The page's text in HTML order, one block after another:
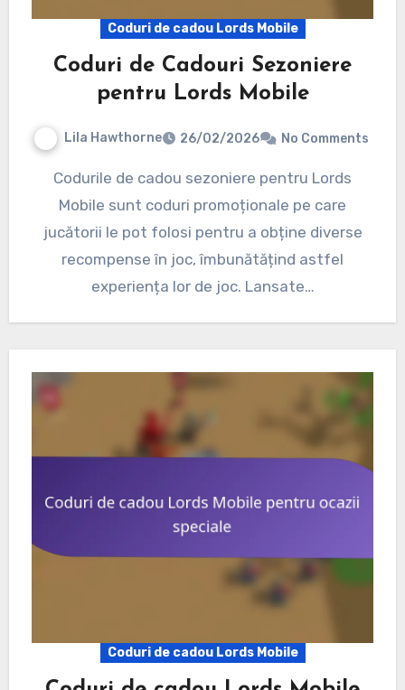
Coduri de cadou Lords Mobile
Coduri de Cadouri Sezoniere
pentru Lords Mobile
Lila Hawthorne 26/02/2026 No Comments
Codurile de cadou sezoniere pentru Lords
Mobile sunt coduri promoționale pe care
jucătorii le pot folosi pentru a obține diverse
recompense în joc, îmbunătățind astfel
experiența lor de joc. Lansate…
Coduri de cadou Lords Mobile